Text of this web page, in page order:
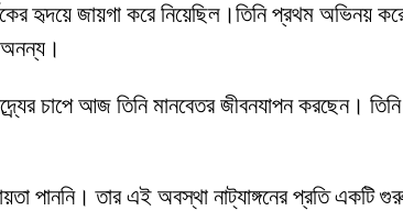
হৃদয়ে জায়গা করে নিয়েছিল।তিনি প্রথম অভিনয়
অনন্য।
চাপে আজ তিনি মানবেতর জীবনযাপন করছেন।
পাননি। তার এই অবস্থা নাট্যাঙ্গনের প্রতি একটি